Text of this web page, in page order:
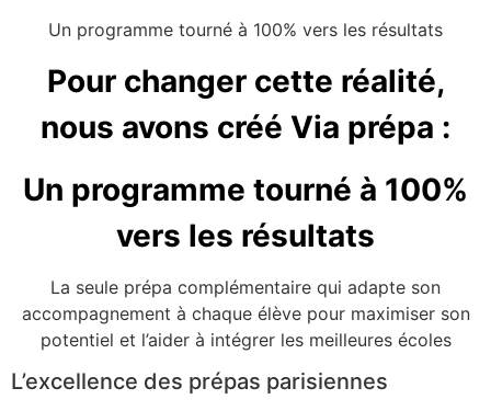
Un programme tourné à 100% vers les résultats
Pour changer cette réalité,
nous avons créé Via prépa :
Un programme tourné à 100%
vers les résultats
La seule prépa complémentaire qui adapte son
accompagnement à chaque élève pour maximiser son
potentiel et l’aider à intégrer les meilleures écoles
L’excellence des prépas parisiennes